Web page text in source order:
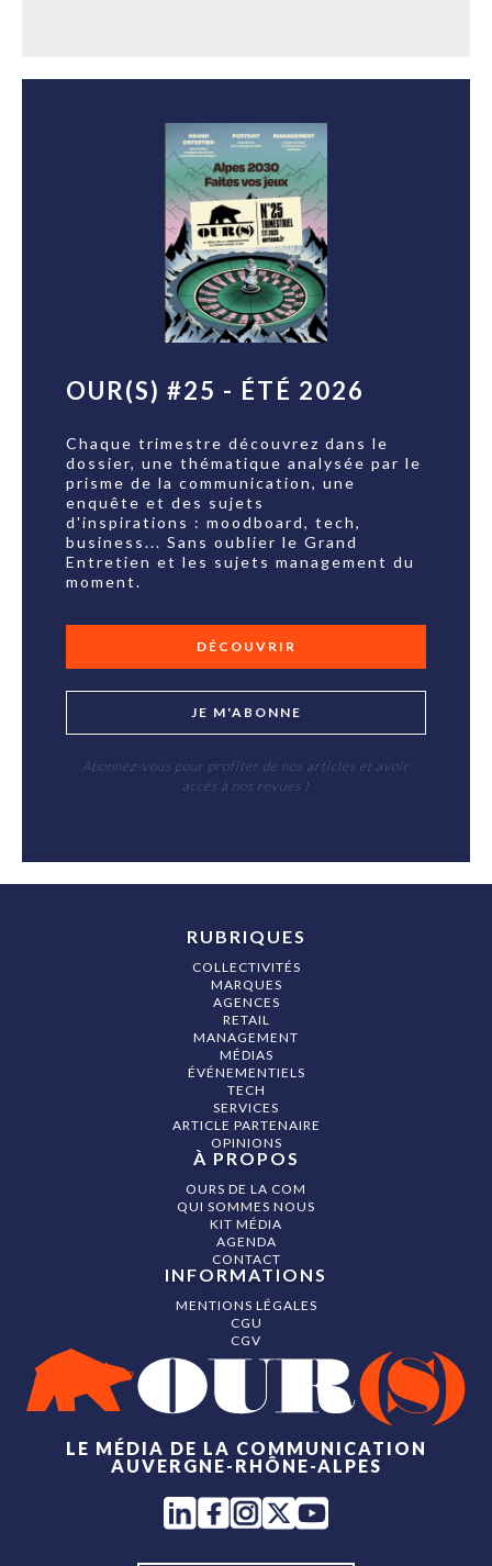
OUR(S) #25 - ÉTÉ 2026
Chaque trimestre découvrez dans le
dossier, une thématique analysée par le
prisme de la communication, une
enquête et des sujets
d'inspirations : moodboard, tech,
business... Sans oublier le Grand
Entretien et les sujets management du
moment.
DÉCOUVRIR
JE M'ABONNE
Abonnez-vous pour profiter de nos articles et avoir
accès à nos revues !
LE MÉDIA DE LA COMMUNICATION
AUVERGNE-RHÔNE-ALPES
RUBRIQUES
COLLECTIVITÉS
MARQUES
AGENCES
RETAIL
MANAGEMENT
MÉDIAS
ÉVÉNEMENTIELS
TECH
SERVICES
ARTICLE PARTENAIRE
OPINIONS
À PROPOS
OURS DE LA COM
QUI SOMMES NOUS
KIT MÉDIA
AGENDA
CONTACT
INFORMATIONS
MENTIONS LÉGALES
CGU
CGV